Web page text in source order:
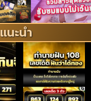
นะนำ